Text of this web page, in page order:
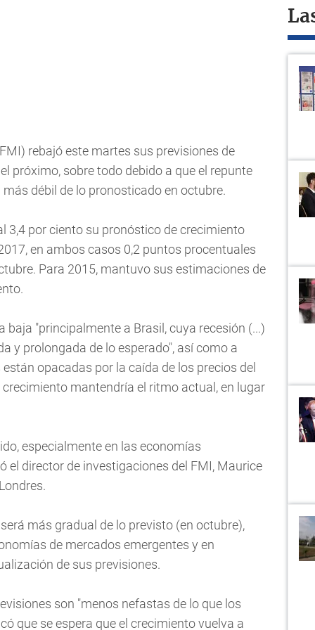
rebajó este martes sus previsiones de
próximo, sobre todo debido a que el repunte
débil de lo pronosticado en octubre.
3,4 por ciento su pronóstico de crecimiento
en ambos casos 0,2 puntos procentuales
Para 2015, mantuvo sus estimaciones de
baja "principalmente a Brasil, cuya recesión (...)
y prolongada de lo esperado", así como a
opacadas por la caída de los precios del
crecimiento mantendría el ritmo actual, en lugar
especialmente en las economías
el director de investigaciones del FMI, Maurice
más gradual de lo previsto (en octubre),
de mercados emergentes y en
de sus previsiones.
son "menos nefastas de lo que los
que se espera que el crecimiento vuelva a